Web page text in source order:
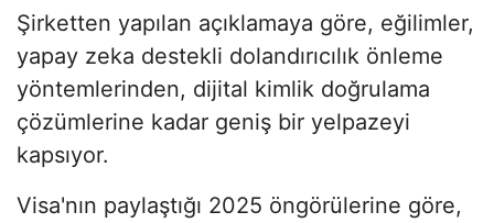
Şirketten yapılan açıklamaya göre, eğilimler,
yapay zeka destekli dolandırıcılık önleme
yöntemlerinden, dijital kimlik doğrulama
çözümlerine kadar geniş bir yelpazeyi
kapsıyor.
Visa'nın paylaştığı 2025 öngörülerine göre,